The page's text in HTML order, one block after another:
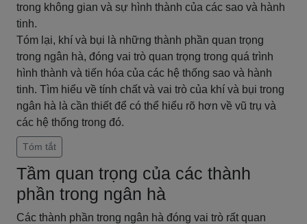
trong không gian và sự hình thành của các sao và hành
tinh.
Tóm lại, khí và bụi là những thành phần quan trọng
trong ngân hà, đóng vai trò quan trọng trong quá trình
hình thành và tiến hóa của các hệ thống sao và hành
tinh. Tìm hiểu về tính chất và vai trò của khí và bụi trong
ngân hà là cần thiết để có thể hiểu rõ hơn về vũ trụ và
các hệ thống trong đó.
Tóm tắt
Tầm quan trọng của các thành
phần trong ngân hà
Các thành phần trong ngân hà đóng vai trò rất quan